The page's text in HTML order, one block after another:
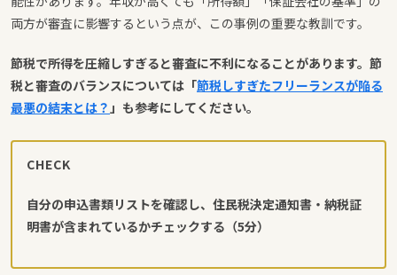
両方が審査に影響するという点が、この事例の重要な教訓です。
節税で所得を圧縮しすぎると審査に不利になることがあります。節
税と審査のバランスについては「節税しすぎたフリーランスが陥る
最悪の結末とは？」も参考にしてください。
CHECK
自分の申込書類リストを確認し、住民税決定通知書・納税証
明書が含まれているかチェックする（5分）